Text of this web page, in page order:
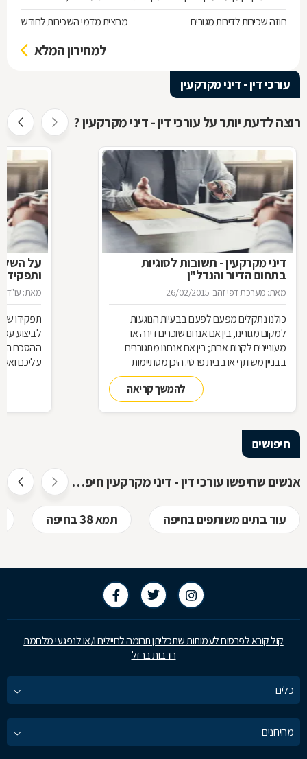
חוזה שכירות לדירות מגורים
מחצית מדמי השכירות לחודש
למחירון המלא
עורכי דין - דיני מקרקעין
רוצה לדעת יותר על עורכי דין - דיני מקרקעין ?
דיני מקרקעין - תשובות לסוגיות
בתחום הדיור והנדל"ן
מאת: מערכת דפי זהב 26/02/2015
כולנו נתקלים מפעם לפעם בבעיות הנוגעות
למקום מגורינו, בין אם אנחנו שוכרים דירה או
מעוניינים לקנות אחת; בין אם אנחנו מתגוררים
בבניין משותף או בבית פרטי. היכן מסתיימות
זכויותינו ביחס לשכנינו? מה אומר החוק בקשר
לחריגות בנייה? האם בניית ממ"ד מחייבת את כל
הדיירים וכו'. כדי לקבל מושג בנוגע למעמדנו
המקרקעין, ריכזנו שאלות שנשאלו בפורום
מקרקעין, ואשר נענו ע"י עו"ד אילן קרייטר
להמשך קריאה
מאת: עו"ד
תפקידו
ההסכם
עליכם
חיפושים
אנשים שחיפשו עורכי דין - דיני מקרקעין חיפשו גם
עוד בתים משותפים בחיפה תמא 38 בחיפה
קול קורא לפרסום לעמותות שתכליתן תרומה לחיילים ו/או לנפגעי מלחמת
חרבות ברזל
כלים
מחירונים